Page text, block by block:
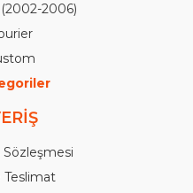
2006)
Sözleşmesi